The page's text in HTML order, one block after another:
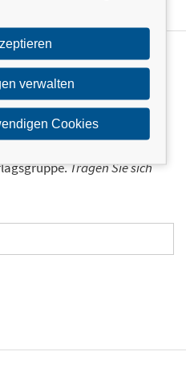
und
aktuellen Stand über das
Tragen Sie sich
verwalten
Cookies